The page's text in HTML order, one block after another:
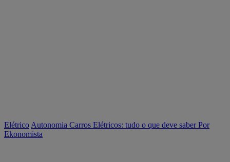
Elétrico Autonomia Carros Elétricos: tudo o que deve saberPor
Ekonomista